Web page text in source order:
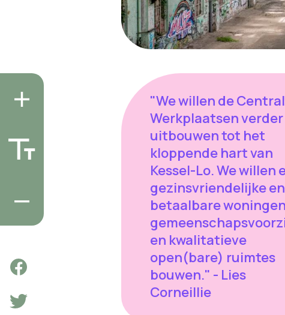
"We willen de
Werkplaatsen verder
uitbouwen tot het
kloppende hart van
Kessel-Lo. We willen
gezinsvriendelijke en
betaalbare
en kwalitatieve
open(bare) ruimtes
bouwen." - Lies
Corneillie